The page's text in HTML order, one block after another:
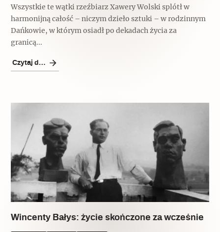
Wszystkie te wątki rzeźbiarz Xawery Wolski splótł w
harmonijną całość – niczym dzieło sztuki – w rodzinnym
Dańkowie, w którym osiadł po dekadach życia za
granicą...
Czytaj dalej
Wincenty Bałys: życie skończone za wcześnie